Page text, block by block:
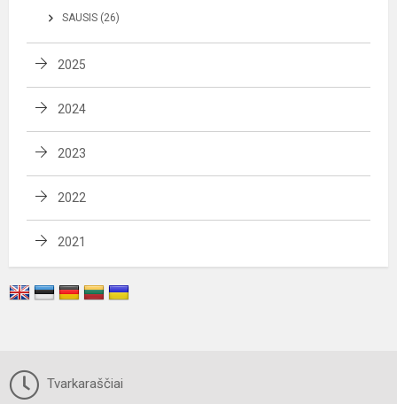
SAUSIS (26)
2025
2024
2023
2022
2021
Tvarkaraščiai